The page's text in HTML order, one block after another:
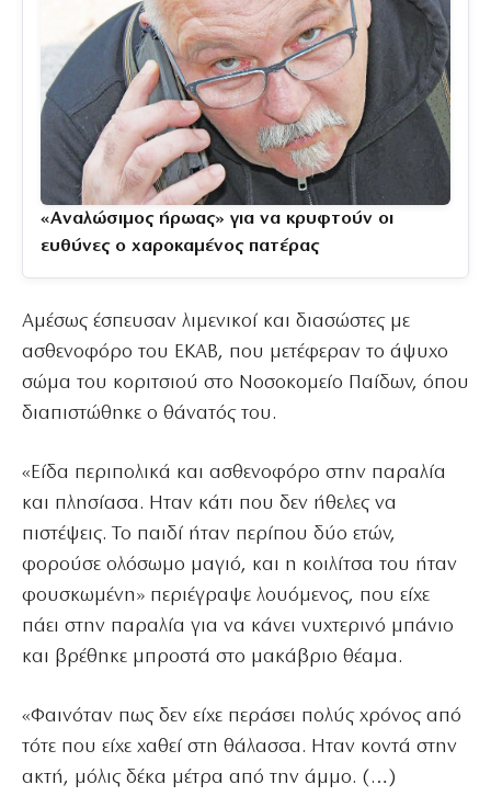
«Aναλώσιμος ήρωας» για να κρυφτούν οι
ευθύνες ο χαροκαμένος πατέρας
Αμέσως έσπευσαν λιμενικοί και διασώστες με
ασθενοφόρο του ΕΚΑΒ, που μετέφεραν το άψυχο
σώμα του κοριτσιού στο Νοσοκομείο Παίδων, όπου
διαπιστώθηκε ο θάνατός του.
«Είδα περιπολικά και ασθενοφόρο στην παραλία
και πλησίασα. Ηταν κάτι που δεν ήθελες να
πιστέψεις. Το παιδί ήταν περίπου δύο ετών,
φορούσε ολόσωμο μαγιό, και η κοιλίτσα του ήταν
φουσκωμένη» περιέγραψε λουόμενος, που είχε
πάει στην παραλία για να κάνει νυχτερινό μπάνιο
και βρέθηκε μπροστά στο μακάβριο θέαμα.
«Φαινόταν πως δεν είχε περάσει πολύς χρόνος από
τότε που είχε χαθεί στη θάλασσα. Ηταν κοντά στην
ακτή, μόλις δέκα μέτρα από την άμμο. (…)